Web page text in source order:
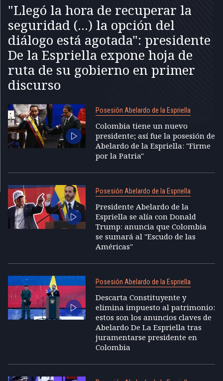
"Llegó la hora de recuperar la
seguridad (...) la opción del
diálogo está agotada": presidente
De la Espriella expone hoja de
ruta de su gobierno en primer
discurso
Posesión Abelardo de la Espriella
Colombia tiene un nuevo
presidente; así fue la posesión de
Abelardo de la Espriella: "Firme
por la Patria"
Posesión Abelardo de la Espriella
Presidente Abelardo de la
Espriella se alía con Donald
Trump: anuncia que Colombia
se sumará al "Escudo de las
Américas"
Posesión Abelardo de la Espriella
Descarta Constituyente y
elimina impuesto al patrimonio:
estos son los anuncios claves de
Abelardo De La Espriella tras
juramentarse presidente en
Colombia